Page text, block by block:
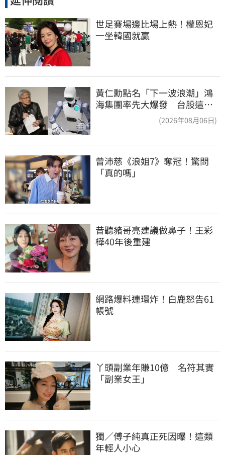
世足賽場邊比場上熱！權恩妃
一坐韓國就贏
黃仁勳點名「下一波浪潮」鴻
海集團率先大爆發 台股這族
(2026年08月06日)
曾沛慈《浪姐7》奪冠！驚問
「真的嗎」
昔聽豬哥亮建議做鼻子！王彩
樺40年後重建
網路爆料連環炸！白鹿怒告61
帳號
丫頭副業年賺10億　名符其實
「副業女王」
獨／傅子純真正死因曝！這類
年輕人小心